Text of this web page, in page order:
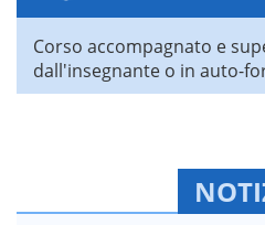
Corso accompagnato e
dall'insegnante o in auto-